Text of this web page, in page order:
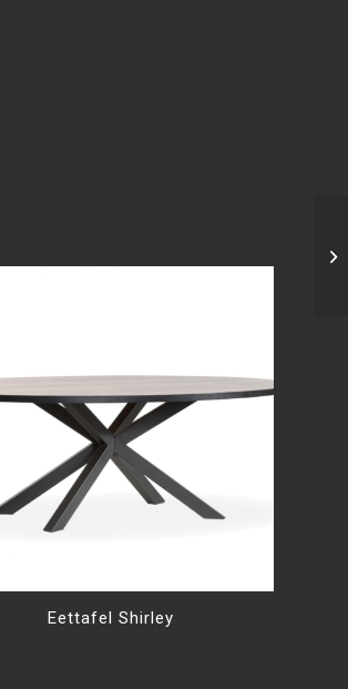
Eettafel Shirley